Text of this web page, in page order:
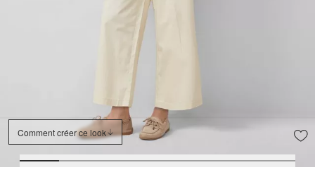
Comment créer ce look